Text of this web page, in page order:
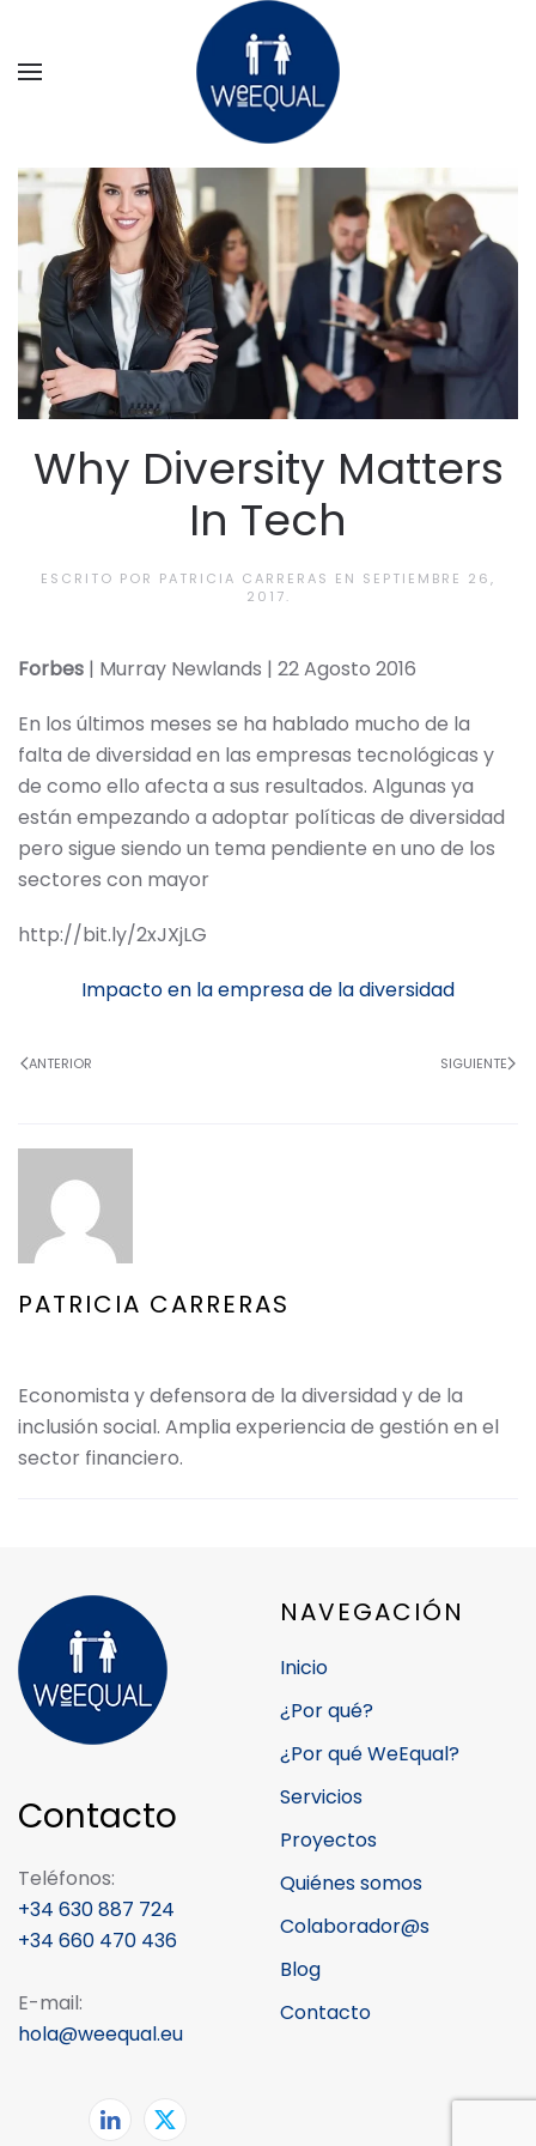
Ir al contenido principal
Why Diversity Matters
In Tech
ESCRITO POR PATRICIA CARRERAS EN SEPTIEMBRE 26,
2017.
Forbes | Murray Newlands | 22 Agosto 2016
En los últimos meses se ha hablado mucho de la
falta de diversidad en las empresas tecnológicas y
de como ello afecta a sus resultados. Algunas ya
están empezando a adoptar políticas de diversidad
pero sigue siendo un tema pendiente en uno de los
sectores con mayor
http://bit.ly/2xJXjLG
Impacto en la empresa de la diversidad
ANTERIOR SIGUIENTE
PATRICIA CARRERAS
Economista y defensora de la diversidad y de la
inclusión social. Amplia experiencia de gestión en el
sector financiero.
Contacto
Teléfonos:
+34 630 887 724
+34 660 470 436
E-mail:
hola@weequal.eu
NAVEGACIÓN
Inicio
¿Por qué?
¿Por qué WeEqual?
Servicios
Proyectos
Quiénes somos
Colaborador@s
Blog
Contacto